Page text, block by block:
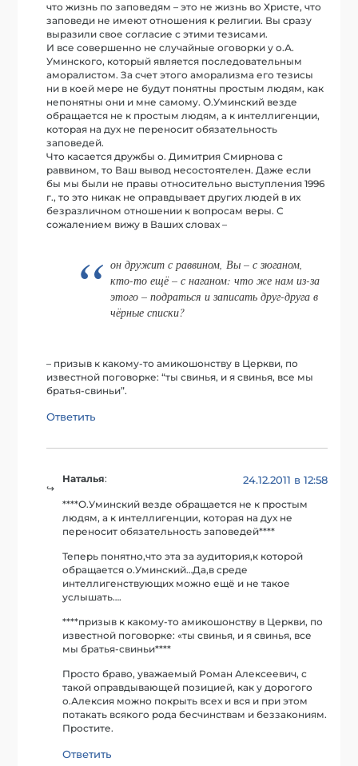
что жизнь по заповедям – это не жизнь во Христе, что
заповеди не имеют отношения к религии. Вы сразу
выразили свое согласие с этими тезисами.
И все совершенно не случайные оговорки у о.А.
Уминского, который является последовательным
аморалистом. За счет этого аморализма его тезисы
ни в коей мере не будут понятны простым людям, как
непонятны они и мне самому. О.Уминский везде
обращается не к простым людям, а к интеллигенции,
которая на дух не переносит обязательность
заповедей.
Что касается дружбы о. Димитрия Смирнова с
раввином, то Ваш вывод несостоятелен. Даже если
бы мы были не правы относительно выступления 1996
г., то это никак не оправдывает других людей в их
безразличном отношении к вопросам веры. С
сожалением вижу в Ваших словах –
он дружит с раввином, Вы – с зюганом,
кто-то ещё – с наганом: что же нам из-за
этого – подраться и записать друг-друга в
чёрные списки?
– призыв к какому-то амикошонству в Церкви, по
известной поговорке: “ты свинья, и я свинья, все мы
братья-свиньи”.
Ответить
Наталья: 24.12.2011 в 12:58
****О.Уминский везде обращается не к простым
людям, а к интеллигенции, которая на дух не
переносит обязательность заповедей****
Теперь понятно,что эта за аудитория,к которой
обращается о.Уминский…Да,в среде
интеллигенствующих можно ещё и не такое
услышать….
****призыв к какому-то амикошонству в Церкви, по
известной поговорке: «ты свинья, и я свинья, все
мы братья-свиньи****
Просто браво, уважаемый Роман Алексеевич, с
такой оправдывающей позицией, как у дорогого
о.Алексия можно покрыть всех и вся и при этом
потакать всякого рода бесчинствам и беззакониям.
Простите.
Ответить